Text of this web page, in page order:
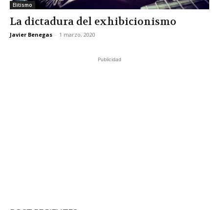
Elitismo
La dictadura del exhibicionismo
Javier Benegas - 1 marzo, 2020
Publicidad